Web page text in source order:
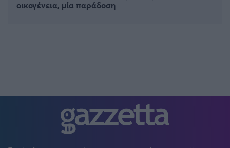
οικογένεια, μία παράδοση